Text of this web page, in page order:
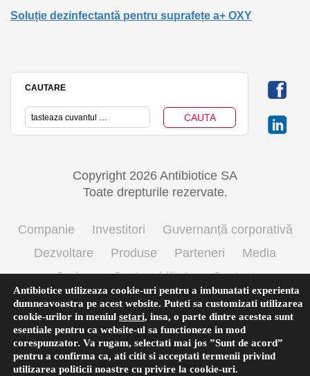
Soluție dezinfectantă pentru suprafețe a+ OXY
CAUTARE
Copyright 2026 Antibiotice SA
Toate drepturile rezervate.
Companie Investitori
Guvernanță corporativă
Dezvoltare
Produse Parteneri
Media
Cariere
Sustenabilitate
Contact
Termeni si conditii de utilizare
Politica cookie
Prelucrarea datelor cu caracter personal
Antibiotice utilizeaza cookie-uri pentru a imbunatati experienta
dumneavoastra pe acest website. Puteti sa customizati utilizarea
cookie-urilor in meniul setari, insa, o parte dintre acestea sunt
esentiale pentru ca website-ul sa functioneze in mod
corespunzator. Va rugam, selectati mai jos ”Sunt de acord”
pentru a confirma ca, ati citit si acceptati termenii privind
utilizarea politicii noastre cu privire la cookie-uri.